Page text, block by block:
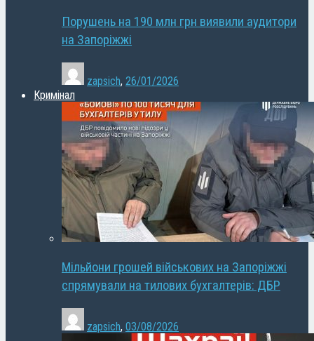
Порушень на 190 млн грн виявили аудитори
на Запоріжжі
zapsich, 26/01/2026
Кримінал
Мільйони грошей військових на Запоріжжі
спрямували на тилових бухгалтерів: ДБР
zapsich, 03/08/2026